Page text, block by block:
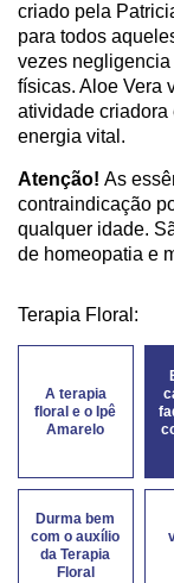
criado pela
para todos
vezes
físicas. Aloe Vera
atividade criadora
energia vital.
Atenção! As
contraindicação
qualquer idade.
de homeopatia e
Terapia Floral:
A terapia
floral e o Ipê
Amarelo
Durma bem
com o auxílio
da Terapia
Floral